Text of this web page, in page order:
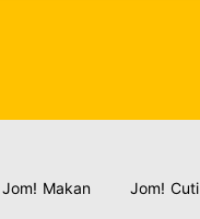
Jom! Makan Jom! Cuti